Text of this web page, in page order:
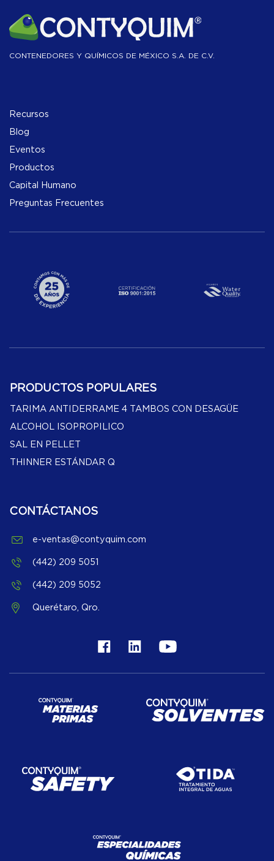
CONTENEDORES Y QUÍMICOS DE MÉXICO S.A. DE C.V.
Recursos
Blog
Eventos
Productos
Capital Humano
Preguntas Frecuentes
PRODUCTOS POPULARES
TARIMA ANTIDERRAME 4 TAMBOS CON DESAGÜE
ALCOHOL ISOPROPILICO
SAL EN PELLET
THINNER ESTÁNDAR Q
CONTÁCTANOS
e-ventas@contyquim.com
(442) 209 5051
(442) 209 5052
Querétaro, Qro.